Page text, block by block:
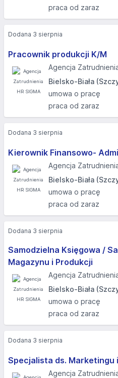
praca od zaraz
Pracownik produkcji K/M
Agencja
Bielsko-Biała
umowa o pracę
praca od zaraz
Dodana 3 sierpnia
Kierownik Finansowo-
Agencja
Bielsko-Biała
umowa o pracę
praca od zaraz
Dodana 3 sierpnia
Samodzielna Księgowa /
Magazynu i Produkcji
Agencja
Bielsko-Biała
umowa o pracę
praca od zaraz
Dodana 3 sierpnia
Specjalista ds. Marketingu
Agencja
Dodana 3 sierpnia